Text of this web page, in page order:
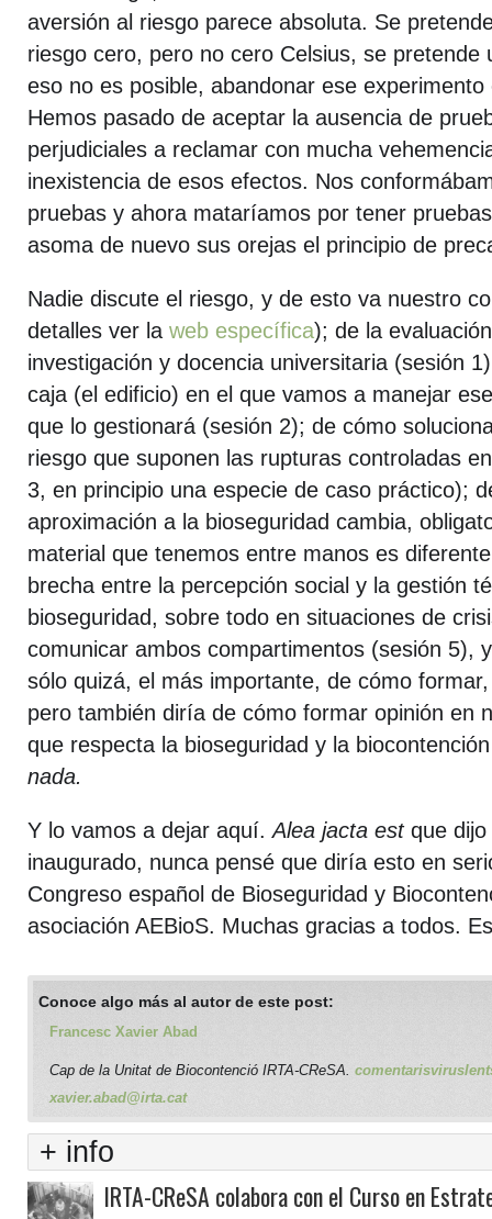
aversión al riesgo parece absoluta. Se
riesgo cero, pero no cero Celsius, se pretende
eso no es posible, abandonar ese
Hemos pasado de aceptar la ausencia de
perjudiciales a reclamar con mucha
inexistencia de esos efectos. Nos
pruebas y ahora mataríamos por tener
asoma de nuevo sus orejas el principio de
Nadie discute el riesgo, y de esto va nuestro
detalles ver la web específica); de la
investigación y docencia universitaria (sesión
caja (el edificio) en el que vamos a manejar
que lo gestionará (sesión 2); de cómo
riesgo que suponen las rupturas controladas
3, en principio una especie de caso práctico);
aproximación a la bioseguridad cambia,
material que tenemos entre manos es
brecha entre la percepción social y la gestión
bioseguridad, sobre todo en situaciones de
comunicar ambos compartimentos (sesión 5),
sólo quizá, el más importante, de cómo
pero también diría de cómo formar opinión en
que respecta la bioseguridad y la
nada.
Y lo vamos a dejar aquí.Alea jacta estque dijo
inaugurado, nunca pensé que diría esto en
Congreso español de Bioseguridad y
asociación AEBioS. Muchas gracias a todos.
Conoce algo más al autor de este post:
Francesc Xavier Abad
Cap de la Unitat de Biocontenció IRTA-CReSA.
xavier.abad@irta.cat
+ info
IRTA-CReSA colabora con el Curso en